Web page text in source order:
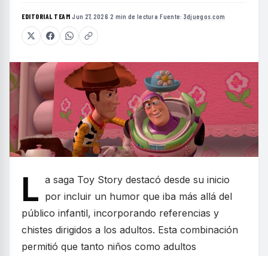
EDITORIAL TEAM·Jun 27, 2026·2 min de lectura·Fuente: 3djuegos.com
L a saga Toy Story destacó desde su inicio
por incluir un humor que iba más allá del
público infantil, incorporando referencias y
chistes dirigidos a los adultos. Esta combinación
permitió que tanto niños como adultos